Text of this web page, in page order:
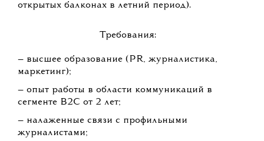
открытых балконах в летний период).
Требования:
— высшее образование (PR, журналистика,
маркетинг);
— опыт работы в области коммуникаций в
сегменте B2C от 2 лет;
— налаженные связи с профильными
журналистами;